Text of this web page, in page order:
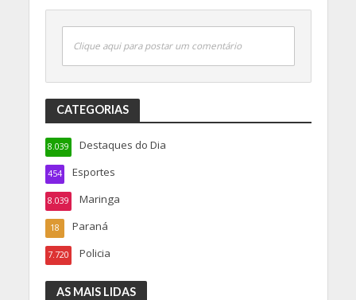
Clique aqui para postar um comentário
CATEGORIAS
Destaques do Dia
8.039
Esportes
454
Maringa
8.039
Paraná
18
Policia
7.720
AS MAIS LIDAS